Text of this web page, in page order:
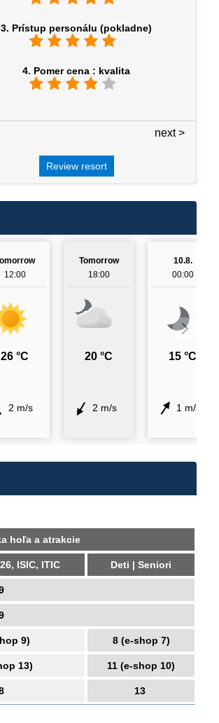
3. Prístup personálu (pokladne)
4. Pomer cena : kvalita
next >
Review resort
12:00
26 °C
2 m/s
Tomorrow
18:00
20 °C
2 m/s
10.8.
00:00
15 °C
1 m/s
hoľa a atrakcie
ISIC, ITIC Deti | Seniori
9) 8 (e-shop 7)
13) 11 (e-shop 10)
13